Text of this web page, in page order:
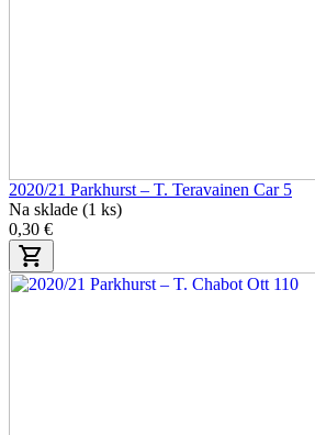
2020/21 Parkhurst – T. Teravainen Car 5
Na sklade (1 ks)
0,30 €